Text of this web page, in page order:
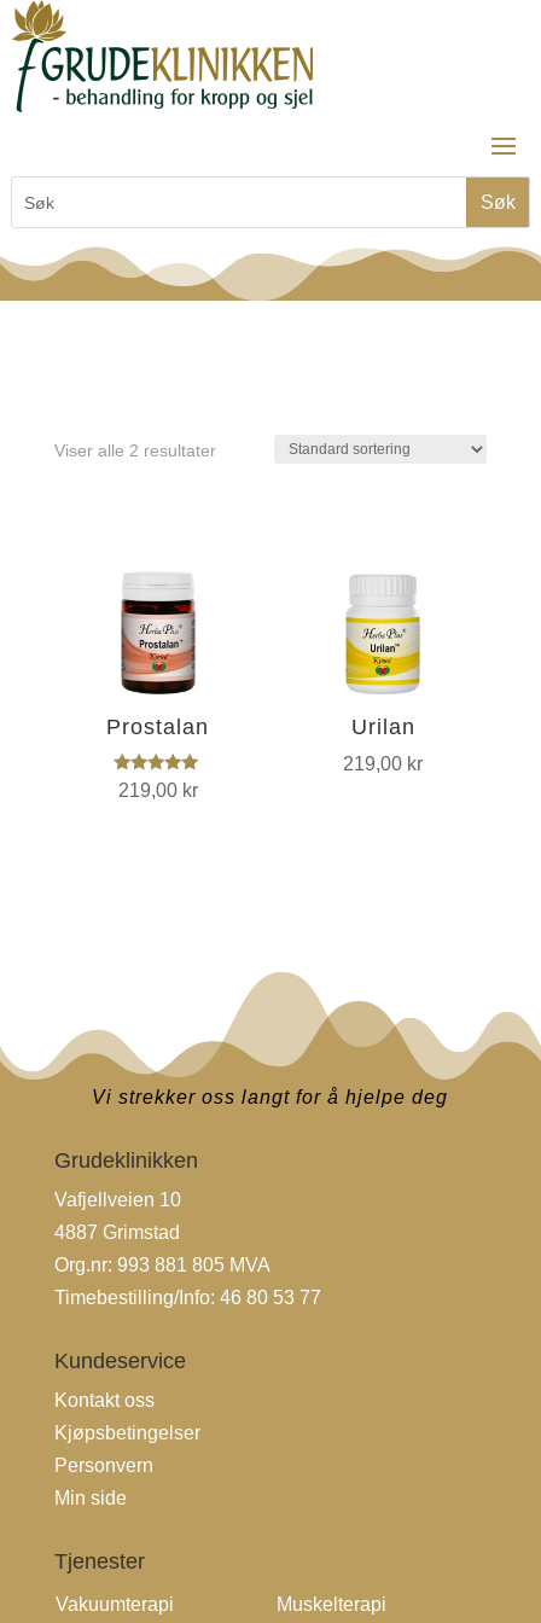
Viser alle 2 resultater
Prostalan
Vurdert
5.00
219,00 kr
Urilan
219,00 kr
Vi strekker oss langt for å hjelpe deg
Grudeklinikken
Vafjellveien 10
4887 Grimstad
Org.nr: 993 881 805 MVA
Timebestilling/Info: 46 80 53 77
Kundeservice
Kontakt oss
Kjøpsbetingelser
Personvern
Min side
Tjenester
Vakuumterapi Muskelterapi